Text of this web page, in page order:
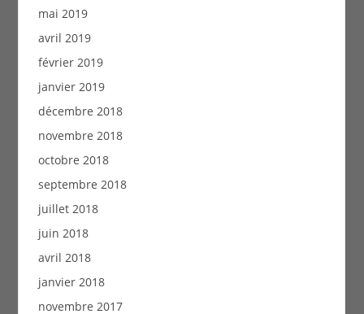
mai 2019
avril 2019
février 2019
janvier 2019
décembre 2018
novembre 2018
octobre 2018
septembre 2018
juillet 2018
juin 2018
avril 2018
janvier 2018
novembre 2017